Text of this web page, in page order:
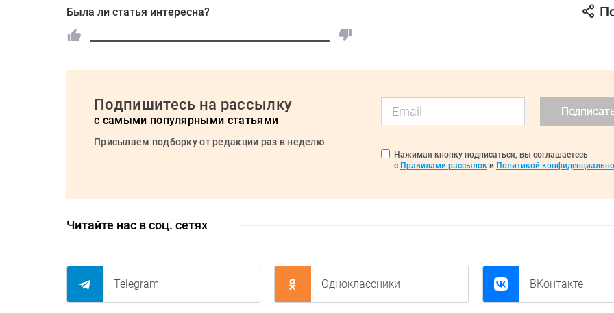
Была ли статья интересна?
Подпишитесь на рассылку
с самыми популярными статьями
Присылаем подборку от редакции раз в неделю
Нажимая кнопку подписаться, вы соглашаетесь
с Правилами рассылок и Политикой
Читайте нас в соц. сетях
Telegram Одноклассники ВКонтакте